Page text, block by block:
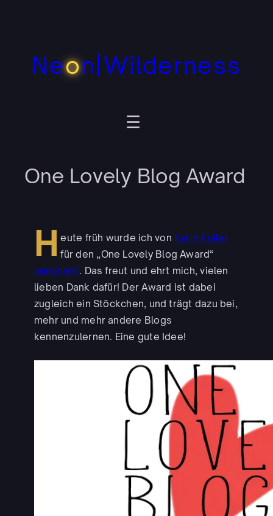
Neon|Wilderness
One Lovely Blog Award
H eute früh wurde ich von Karin Koller
für den „One Lovely Blog Award“
nominiert. Das freut und ehrt mich, vielen
lieben Dank dafür! Der Award ist dabei
zugleich ein Stöckchen, und trägt dazu bei,
mehr und mehr andere Blogs
kennenzulernen. Eine gute Idee!